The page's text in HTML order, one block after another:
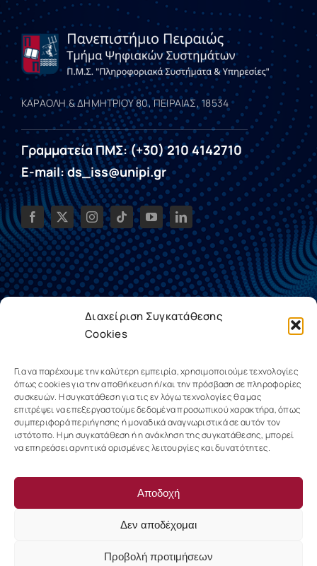
Διαχείριση Συγκατάθεσης
Cookies
Για να παρέχουμε την καλύτερη εμπειρία, χρησιμοποιούμε τεχνολογίες
όπως cookies για την αποθήκευση ή/και την πρόσβαση σε πληροφορίες
συσκευών. Η συγκατάθεση για τις εν λόγω τεχνολογίες θα μας
επιτρέψει να επεξεργαστούμε δεδομένα προσωπικού χαρακτήρα, όπως
συμπεριφορά περιήγησης ή μοναδικά αναγνωριστικά σε αυτόν τον
ιστότοπο. Η μη συγκατάθεση ή η ανάκληση της συγκατάθεσης, μπορεί
να επηρεάσει αρνητικά ορισμένες λειτουργίες και δυνατότητες.
Αποδοχή
Δεν αποδέχομαι
Προβολή προτιμήσεων
ΚΑΡΑΟΛΗ & ΔΗΜΗΤΡΙΟΥ 80, ΠΕΙΡΑΙΑΣ, 18534
Γραμματεία ΠΜΣ: (+30) 210 4142710
E-mail: ds_iss@unipi.gr